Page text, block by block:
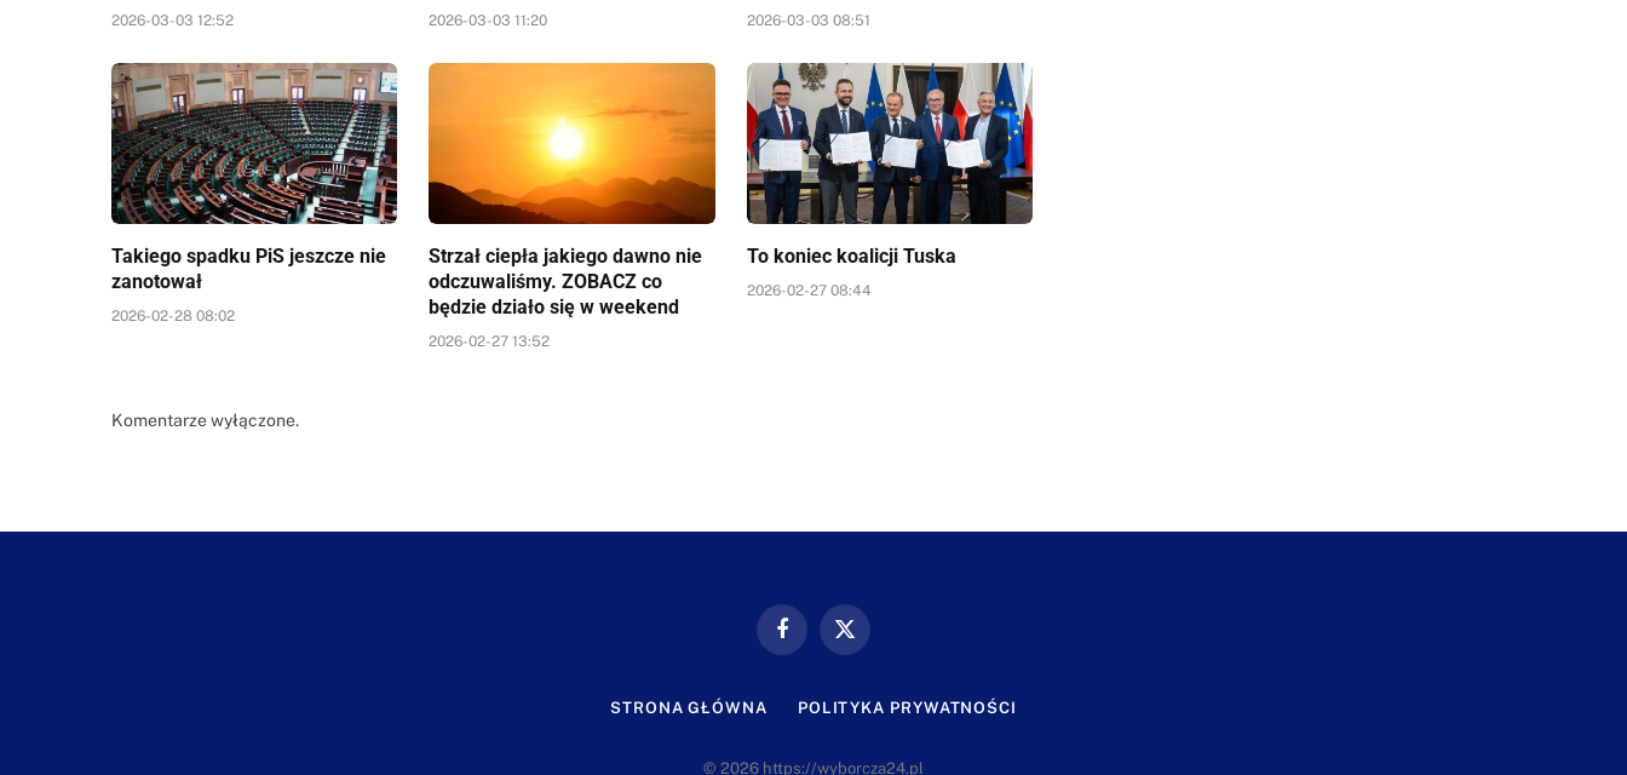
2026-03-03 12:52 2026-03-03 11:20 2026-03-03 08:51
Takiego spadku PiS jeszcze nie
zanotował
2026-02-28 08:02
Strzał ciepła jakiego dawno nie
odczuwaliśmy. ZOBACZ co
będzie działo się w weekend
2026-02-27 13:52
To koniec koalicji Tuska
2026-02-27 08:44
Komentarze wyłączone.
FacebookX
STRONA GŁÓWNA POLITYKA PRYWATNOŚCI
© 2026 https://wyborcza24.pl